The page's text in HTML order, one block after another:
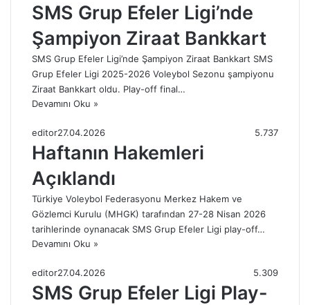
SMS Grup Efeler Ligi’nde
Şampiyon Ziraat Bankkart
SMS Grup Efeler Ligi’nde Şampiyon Ziraat Bankkart SMS
Grup Efeler Ligi 2025-2026 Voleybol Sezonu şampiyonu
Ziraat Bankkart oldu. Play-off final…
Devamını Oku »
editor27.04.2026 5.737
Haftanın Hakemleri
Açıklandı
Türkiye Voleybol Federasyonu Merkez Hakem ve
Gözlemci Kurulu (MHGK) tarafından 27-28 Nisan 2026
tarihlerinde oynanacak SMS Grup Efeler Ligi play-off…
Devamını Oku »
editor27.04.2026 5.309
SMS Grup Efeler Ligi Play-